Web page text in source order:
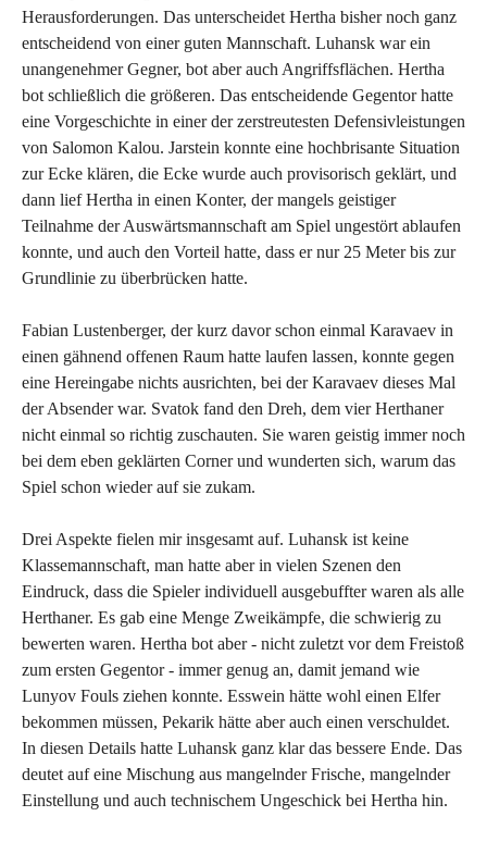
Herausforderungen. Das unterscheidet Hertha bisher noch ganz
entscheidend von einer guten Mannschaft. Luhansk war ein
unangenehmer Gegner, bot aber auch Angriffsflächen. Hertha
bot schließlich die größeren. Das entscheidende Gegentor hatte
eine Vorgeschichte in einer der zerstreutesten Defensivleistungen
von Salomon Kalou. Jarstein konnte eine hochbrisante Situation
zur Ecke klären, die Ecke wurde auch provisorisch geklärt, und
dann lief Hertha in einen Konter, der mangels geistiger
Teilnahme der Auswärtsmannschaft am Spiel ungestört ablaufen
konnte, und auch den Vorteil hatte, dass er nur 25 Meter bis zur
Grundlinie zu überbrücken hatte.
Fabian Lustenberger, der kurz davor schon einmal Karavaev in
einen gähnend offenen Raum hatte laufen lassen, konnte gegen
eine Hereingabe nichts ausrichten, bei der Karavaev dieses Mal
der Absender war. Svatok fand den Dreh, dem vier Herthaner
nicht einmal so richtig zuschauten. Sie waren geistig immer noch
bei dem eben geklärten Corner und wunderten sich, warum das
Spiel schon wieder auf sie zukam.
Drei Aspekte fielen mir insgesamt auf. Luhansk ist keine
Klassemannschaft, man hatte aber in vielen Szenen den
Eindruck, dass die Spieler individuell ausgebuffter waren als alle
Herthaner. Es gab eine Menge Zweikämpfe, die schwierig zu
bewerten waren. Hertha bot aber - nicht zuletzt vor dem Freistoß
zum ersten Gegentor - immer genug an, damit jemand wie
Lunyov Fouls ziehen konnte. Esswein hätte wohl einen Elfer
bekommen müssen, Pekarik hätte aber auch einen verschuldet.
In diesen Details hatte Luhansk ganz klar das bessere Ende. Das
deutet auf eine Mischung aus mangelnder Frische, mangelnder
Einstellung und auch technischem Ungeschick bei Hertha hin.